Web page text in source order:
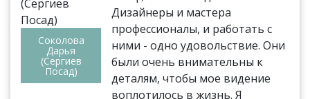
Соколова
Дарья
(Сергиев
Посад)
Дизайнеры и мастера
профессионалы, и работать с
ними - одно удовольствие. Они
были очень внимательны к
деталям, чтобы мое видение
воплотилось в жизнь. Я